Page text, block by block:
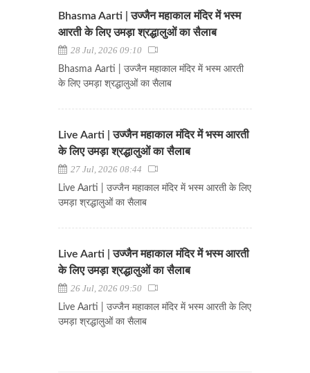
Bhasma Aarti | उज्जैन महाकाल मंदिर में भस्म
आरती के लिए उमड़ा श्रद्धालुओं का सैलाब
28 Jul, 2026 09:10
Bhasma Aarti | उज्जैन महाकाल मंदिर में भस्म आरती
के लिए उमड़ा श्रद्धालुओं का सैलाब
Live Aarti | उज्जैन महाकाल मंदिर में भस्म आरती
के लिए उमड़ा श्रद्धालुओं का सैलाब
27 Jul, 2026 08:44
Live Aarti | उज्जैन महाकाल मंदिर में भस्म आरती के लिए
उमड़ा श्रद्धालुओं का सैलाब
Live Aarti | उज्जैन महाकाल मंदिर में भस्म आरती
के लिए उमड़ा श्रद्धालुओं का सैलाब
26 Jul, 2026 09:50
Live Aarti | उज्जैन महाकाल मंदिर में भस्म आरती के लिए
उमड़ा श्रद्धालुओं का सैलाब